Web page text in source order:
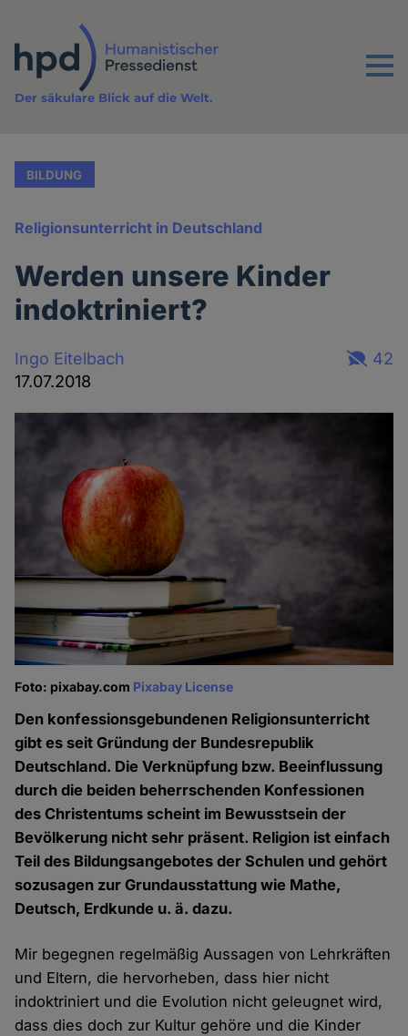
Inhalt
Menu
Der säkulare Blick auf die Welt.
BILDUNG
Religionsunterricht in Deutschland
Werden unsere Kinder
indoktriniert?
Ingo Eitelbach
17.07.2018
42
Foto: pixabay.com Pixabay License
Den konfessionsgebundenen Religionsunterricht
gibt es seit Gründung der Bundesrepublik
Deutschland. Die Verknüpfung bzw. Beeinflussung
durch die beiden beherrschenden Konfessionen
des Christentums scheint im Bewusstsein der
Bevölkerung nicht sehr präsent. Religion ist einfach
Teil des Bildungsangebotes der Schulen und gehört
sozusagen zur Grundausstattung wie Mathe,
Deutsch, Erdkunde u. ä. dazu.
Mir begegnen regelmäßig Aussagen von Lehrkräften
und Eltern, die hervorheben, dass hier nicht
indoktriniert und die Evolution nicht geleugnet wird,
dass dies doch zur Kultur gehöre und die Kinder